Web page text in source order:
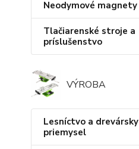
Neodymové magnety
Tlačiarenské stroje a
príslušenstvo
VÝROBA
Lesníctvo a drevársky
priemysel